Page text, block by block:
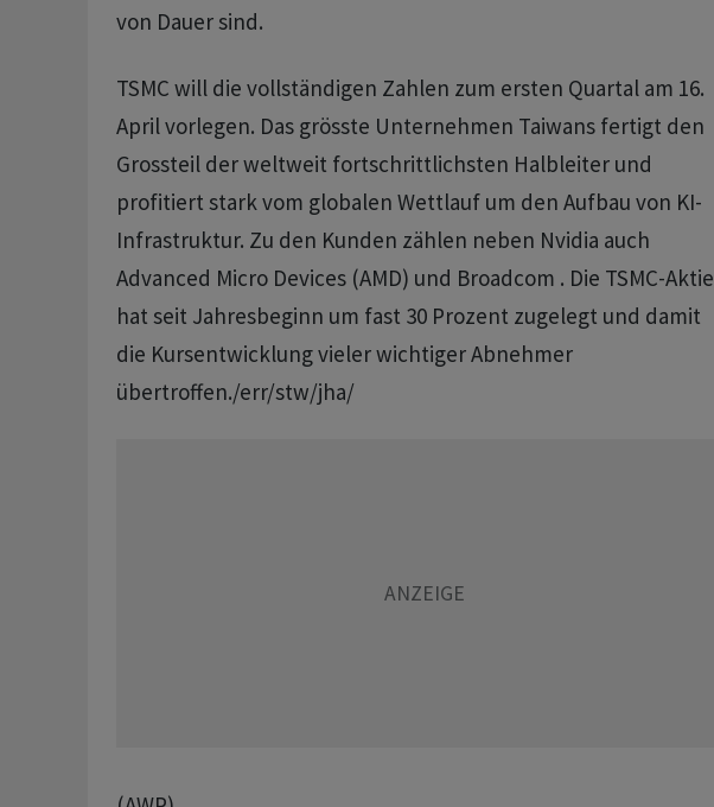
von Dauer sind.
TSMC will die vollständigen Zahlen zum ersten Quartal am 16.
April vorlegen. Das grösste Unternehmen Taiwans fertigt den
Grossteil der weltweit fortschrittlichsten Halbleiter und
profitiert stark vom globalen Wettlauf um den Aufbau von KI-
Infrastruktur. Zu den Kunden zählen neben Nvidia auch
Advanced Micro Devices (AMD) und Broadcom . Die TSMC-Aktie
hat seit Jahresbeginn um fast 30 Prozent zugelegt und damit
die Kursentwicklung vieler wichtiger Abnehmer
übertroffen./err/stw/jha/